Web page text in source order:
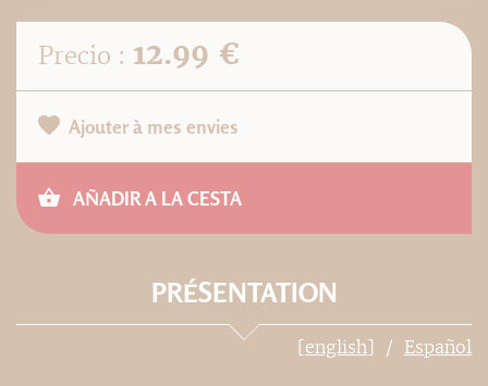
Precio : 12.99 €
Ajouter à mes envies
AÑADIR A LA CESTA
PRÉSENTATION
[english] Español